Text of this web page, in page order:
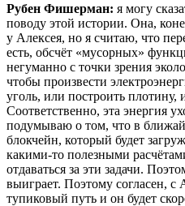
Рубен Фишерман: я могу
поводу этой истории. Она,
у Алексея, но я считаю, что
есть, обсчёт «мусорных»
негуманно с точки зрения
чтобы произвести
уголь, или построить
Соответственно, эта энергия
подумываю о том, что в
блокчейн, который будет
какими-то полезными
отдаваться за эти задачи.
выиграет. Поэтому согласен, с
тупиковый путь и он будет